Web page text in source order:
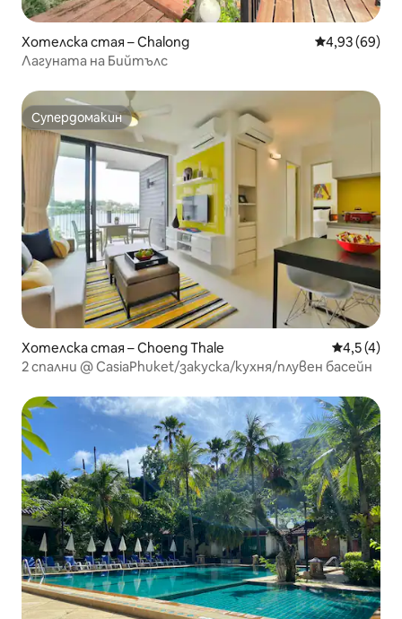
Хотелска стая – Chalong Средна
4,93 (69)
Лагуната на Бийтълс
Супердомакин
Супердомакин
Хотелска стая – Choeng Thale Средна
4,5 (4)
2 спални @ CasiaPhuket/закуска/кухня/плувен басейн